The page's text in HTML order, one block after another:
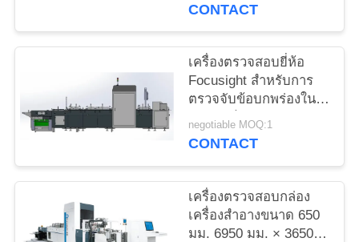
แผนผัง
PRIVACY
CONTACT
เครื่องตรวจสอบยี่ห้อ
Focusight สำหรับการ
ตรวจจับข้อบกพร่องใน
การพิมพ์กล่องยาสีฟัน
negotiable MOQ:1
CONTACT
เครื่องตรวจสอบกล่อง
เครื่องสำอางขนาด 650
มม. 6950 มม. × 3650